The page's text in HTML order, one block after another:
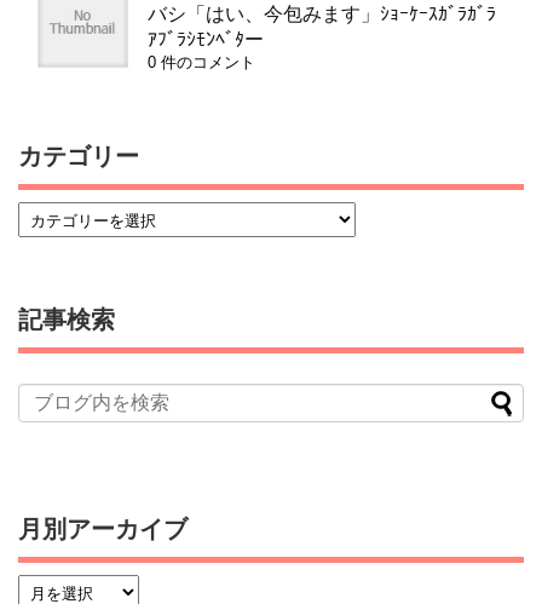
バシ「はい、今包みます」ｼｮｰｹｰｽｶﾞﾗｶﾞﾗ
ｱﾌﾞﾗｼﾓﾝﾍﾞﾀー
0 件のコメント
カテゴリー
記事検索
月別アーカイブ